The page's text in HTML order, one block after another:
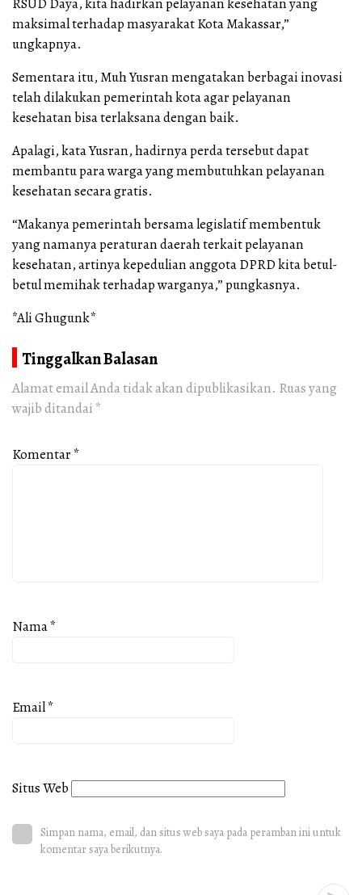
maksimal terhadap masyarakat Kota Makassar,”
ungkapnya.
Sementara itu, Muh Yusran mengatakan berbagai inovasi
telah dilakukan pemerintah kota agar pelayanan
kesehatan bisa terlaksana dengan baik.
Apalagi, kata Yusran, hadirnya perda tersebut dapat
membantu para warga yang membutuhkan pelayanan
kesehatan secara gratis.
“Makanya pemerintah bersama legislatif membentuk
yang namanya peraturan daerah terkait pelayanan
kesehatan, artinya kepedulian anggota DPRD kita betul-
betul memihak terhadap warganya,” pungkasnya.
*Ali Ghugunk*
Tinggalkan Balasan
Alamat email Anda tidak akan dipublikasikan. Ruas yang
wajib ditandai *
Komentar*
Nama*
Email*
Situs Web
Simpan nama, email, dan situs web saya pada peramban ini untuk
komentar saya berikutnya.